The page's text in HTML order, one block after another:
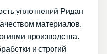
уплотнений Ридан
материалов,
производства.
и строгий